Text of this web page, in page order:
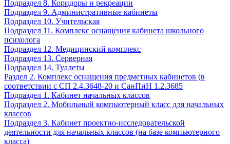
Подраздел 8. Коридоры и рекреации
Подраздел 9. Административные кабинеты
Подраздел 10. Учительская
Подраздел 11. Комплекс оснащения кабинета школьного
психолога
Подраздел 12. Медицинский комплекс
Подраздел 13. Серверная
Подраздел 14. Туалеты
Раздел 2. Комплекс оснащения предметных кабинетов (в
соответствии с СП 2.4.3648-20 и СанПиН 1.2.3685
Подраздел 1. Кабинет начальных классов
Подраздел 2. Мобильный компьютерный класс для начальных
классов
Подраздел 3. Кабинет проектно-исследовательской
деятельности для начальных классов (на базе компьютерного
класса)